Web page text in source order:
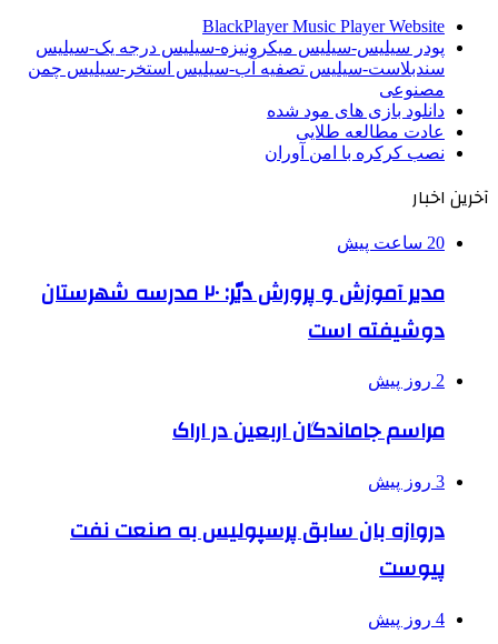
BlackPlayer Music Player Website
پودر سیلیس-سیلیس میکرونیزه-سیلیس درجه یک-سیلیس
سندبلاست-سیلیس تصفیه آب-سیلیس استخر-سیلیس چمن
مصنوعی
دانلود بازی های مود شده
عادت مطالعه طلایی
نصب کرکره با امن آوران
آخرین اخبار
20 ساعت پیش
مدیر آموزش و پرورش دیّر: ۲۰ مدرسه شهرستان
دوشیفته است
2 روز پیش
مراسم جاماندگان اربعین در اراک
3 روز پیش
دروازه بان سابق پرسپولیس به صنعت نفت
پیوست
4 روز پیش